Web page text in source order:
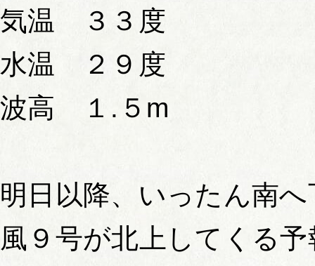
気温 ３３度
水温 ２９度
波高 １.５m
明日以降、いったん南
風９号が北上してくる